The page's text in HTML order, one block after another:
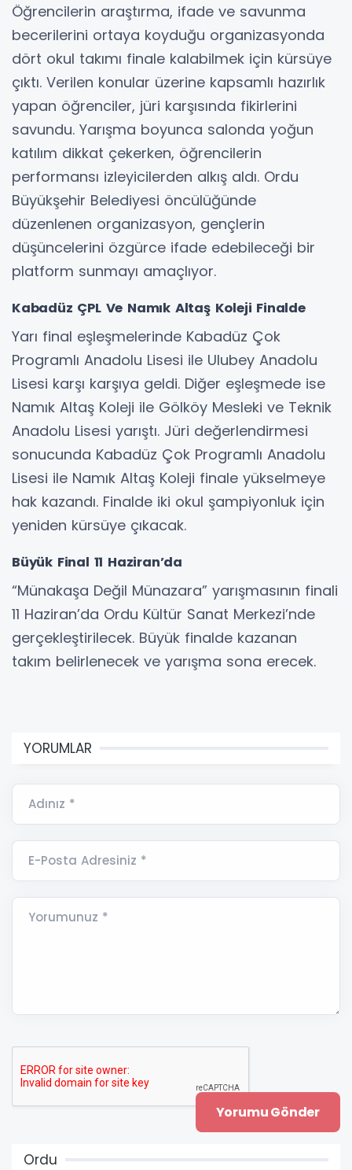
Öğrencilerin araştırma, ifade ve savunma
becerilerini ortaya koyduğu organizasyonda
dört okul takımı finale kalabilmek için kürsüye
çıktı. Verilen konular üzerine kapsamlı hazırlık
yapan öğrenciler, jüri karşısında fikirlerini
savundu. Yarışma boyunca salonda yoğun
katılım dikkat çekerken, öğrencilerin
performansı izleyicilerden alkış aldı. Ordu
Büyükşehir Belediyesi öncülüğünde
düzenlenen organizasyon, gençlerin
düşüncelerini özgürce ifade edebileceği bir
platform sunmayı amaçlıyor.
Kabadüz ÇPL Ve Namık Altaş Koleji Finalde
Yarı final eşleşmelerinde Kabadüz Çok
Programlı Anadolu Lisesi ile Ulubey Anadolu
Lisesi karşı karşıya geldi. Diğer eşleşmede ise
Namık Altaş Koleji ile Gölköy Mesleki ve Teknik
Anadolu Lisesi yarıştı. Jüri değerlendirmesi
sonucunda Kabadüz Çok Programlı Anadolu
Lisesi ile Namık Altaş Koleji finale yükselmeye
hak kazandı. Finalde iki okul şampiyonluk için
yeniden kürsüye çıkacak.
Büyük Final 11 Haziran’da
“Münakaşa Değil Münazara” yarışmasının finali
11 Haziran’da Ordu Kültür Sanat Merkezi’nde
gerçekleştirilecek. Büyük finalde kazanan
takım belirlenecek ve yarışma sona erecek.
YORUMLAR
Adınız *
E-Posta Adresiniz *
Yorumunuz *
Ordu